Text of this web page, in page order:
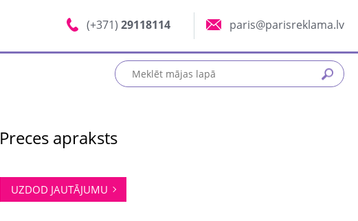
(+371) 29118114 paris@parisreklama.lv
Preces apraksts
UZDOD JAUTĀJUMU